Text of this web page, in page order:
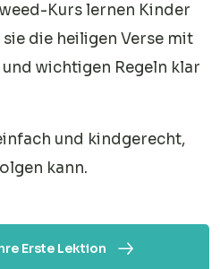
Kurs lernen Kinder
die heiligen Verse mit
wichtigen Regeln klar
und kindgerecht,
kann.
Erste Lektion